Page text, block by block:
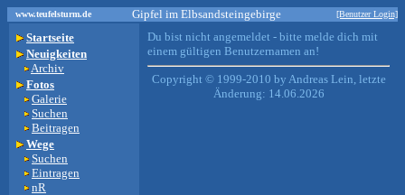
www.teufelsturm.de Gipfel im Elbsandsteingebirge [Benutzer Login]
Startseite
Neuigkeiten
Archiv
Fotos
Galerie
Suchen
Beitragen
Wege
Suchen
Eintragen
nR
Du bist nicht angemeldet - bitte melde dich mit
einem gültigen Benutzernamen an!
Copyright © 1999-2010 by Andreas Lein, letzte
Änderung: 14.06.2026